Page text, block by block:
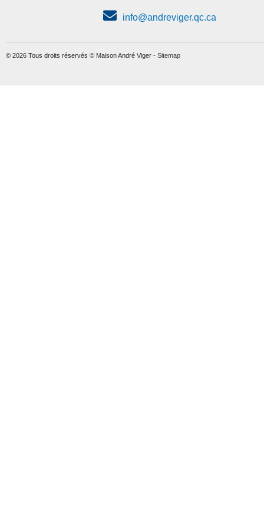
info@andreviger.qc.ca
© 2026 Tous droits réservés © Maison André Viger - Sitemap